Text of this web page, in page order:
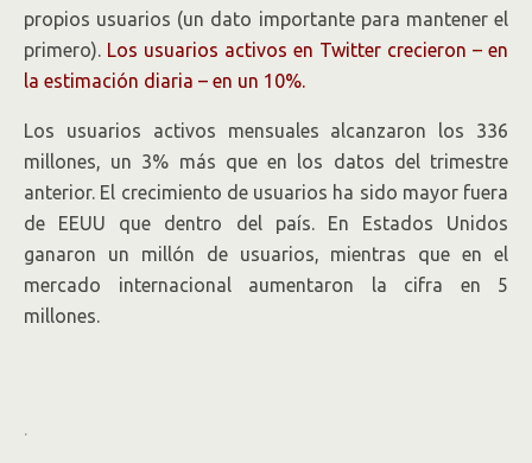
propios usuarios (un dato importante para mantener el
primero). Los usuarios activos en Twitter crecieron – en
la estimación diaria – en un 10%.
Los usuarios activos mensuales alcanzaron los 336
millones, un 3% más que en los datos del trimestre
anterior. El crecimiento de usuarios ha sido mayor fuera
de EEUU que dentro del país. En Estados Unidos
ganaron un millón de usuarios, mientras que en el
mercado internacional aumentaron la cifra en 5
millones.
.